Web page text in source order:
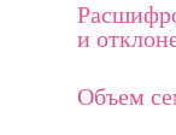
и
Объем